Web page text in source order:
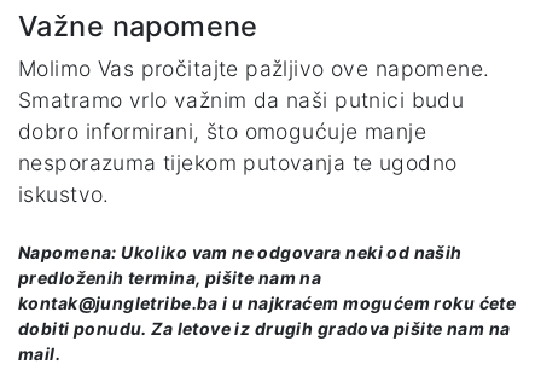
Važne napomene
Molimo Vas pročitajte pažljivo ove napomene.
Smatramo vrlo važnim da naši putnici budu
dobro informirani, što omogućuje manje
nesporazuma tijekom putovanja te ugodno
iskustvo.
Napomena: Ukoliko vam ne odgovara neki od naših
predloženih termina, pišite nam na
kontak@jungletribe.ba i u najkraćem mogućem roku ćete
dobiti ponudu. Za letove iz drugih gradova pišite nam na
mail.